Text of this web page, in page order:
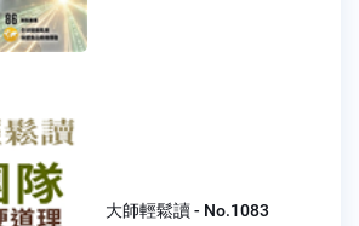
大師輕鬆讀 - No.1083